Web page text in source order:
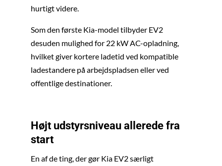
hurtigt videre.
Som den første Kia-model tilbyder EV2
desuden mulighed for 22 kW AC-opladning,
hvilket giver kortere ladetid ved kompatible
ladestandere på arbejdspladsen eller ved
offentlige destinationer.
Højt udstyrsniveau allerede fra
start
En af de ting, der gør Kia EV2 særligt